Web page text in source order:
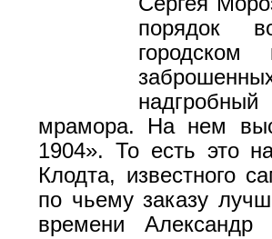
порядок
мрамора. На нем
1904». То есть это
Клодта, известного
по чьему заказу
времени